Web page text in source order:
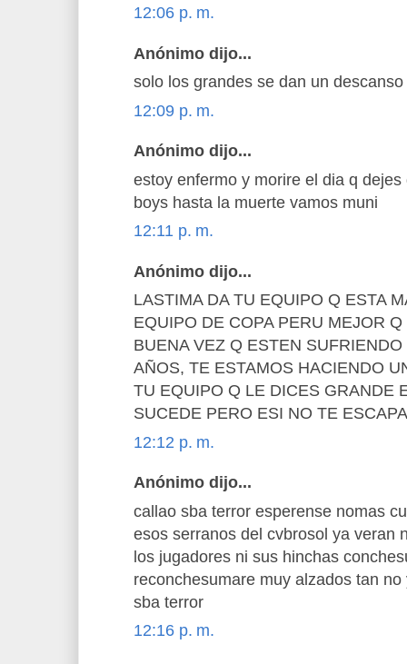
12:06 p. m.
Anónimo dijo...
solo los grandes se dan un
12:09 p. m.
Anónimo dijo...
estoy enfermo y morire el dia q
boys hasta la muerte vamos muni
12:11 p. m.
Anónimo dijo...
LASTIMA DA TU EQUIPO Q ESTA
EQUIPO DE COPA PERU MEJOR
BUENA VEZ Q ESTEN
AÑOS, TE ESTAMOS HACIENDO
TU EQUIPO Q LE DICES GRANDE
SUCEDE PERO ESI NO TE
12:12 p. m.
Anónimo dijo...
callao sba terror esperense nomas
esos serranos del cvbrosol ya veran
los jugadores ni sus hinchas
reconchesumare muy alzados tan
sba terror
12:16 p. m.